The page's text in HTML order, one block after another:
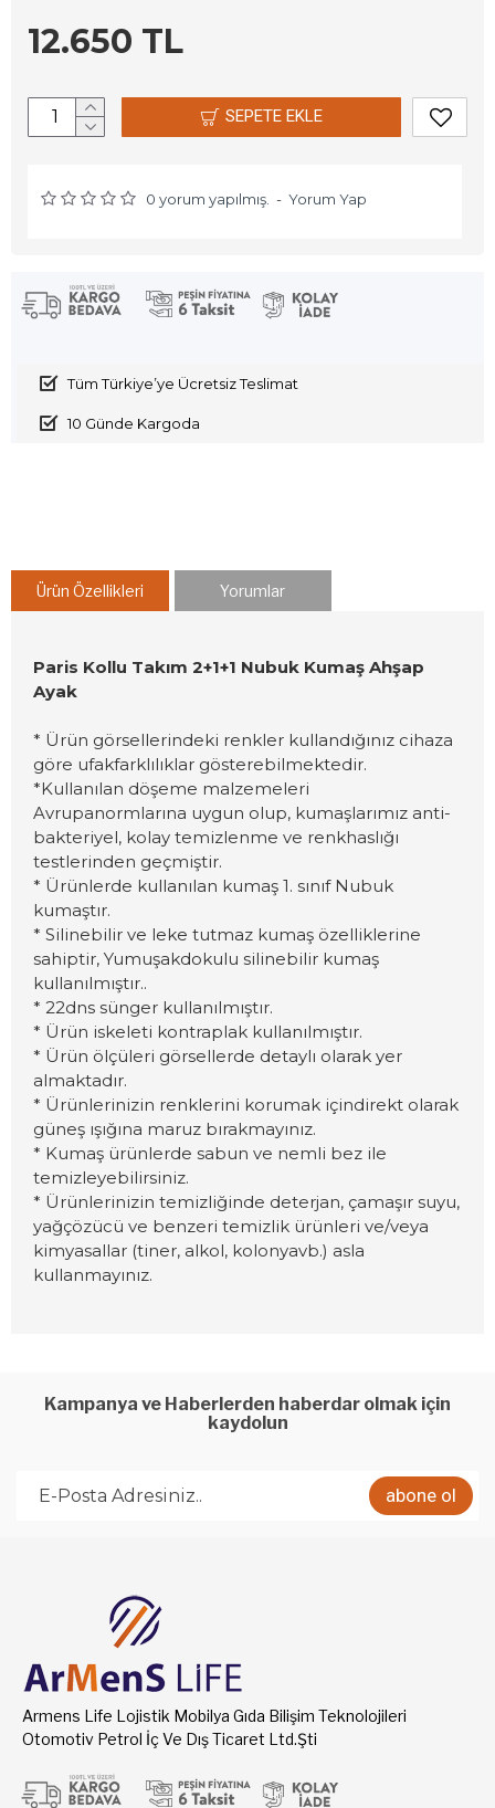
0 yorum yapılmış. - Yorum Yap
12.650 TL
SEPETE EKLE
Tüm Türkiye’ye Ücretsiz Teslimat
10 Günde Kargoda
Ürün Özellikleri Yorumlar
Paris Kollu Takım 2+1+1 Nubuk Kumaş Ahşap
Ayak
* Ürün görsellerindeki renkler kullandığınız cihaza
göre ufakfarklılıklar gösterebilmektedir.
*Kullanılan döşeme malzemeleri
Avrupanormlarına uygun olup, kumaşlarımız anti-
bakteriyel, kolay temizlenme ve renkhaslığı
testlerinden geçmiştir.
* Ürünlerde kullanılan kumaş 1. sınıf Nubuk
kumaştır.
* Silinebilir ve leke tutmaz kumaş özelliklerine
sahiptir, Yumuşakdokulu silinebilir kumaş
kullanılmıştır..
* 22dns sünger kullanılmıştır.
* Ürün iskeleti kontraplak kullanılmıştır.
* Ürün ölçüleri görsellerde detaylı olarak yer
almaktadır.
* Ürünlerinizin renklerini korumak içindirekt olarak
güneş ışığına maruz bırakmayınız.
* Kumaş ürünlerde sabun ve nemli bez ile
temizleyebilirsiniz.
* Ürünlerinizin temizliğinde deterjan, çamaşır suyu,
yağçözücü ve benzeri temizlik ürünleri ve/veya
kimyasallar (tiner, alkol, kolonyavb.) asla
kullanmayınız.
Kampanya ve Haberlerden haberdar olmak için
kaydolun
abone ol
Armens Life Lojistik Mobilya Gıda Bilişim Teknolojileri
Otomotiv Petrol İç Ve Dış Ticaret Ltd.Şti